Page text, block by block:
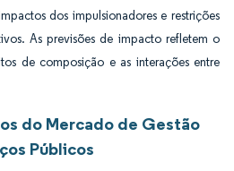
dos impulsionadores e restrições
As previsões de impacto refletem o
de composição e as interações entre
do Mercado de Gestão
Públicos